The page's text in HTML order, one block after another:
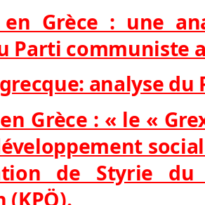
Grèce : une
Parti communiste
analyse du
Grèce : « le «
de Styrie du